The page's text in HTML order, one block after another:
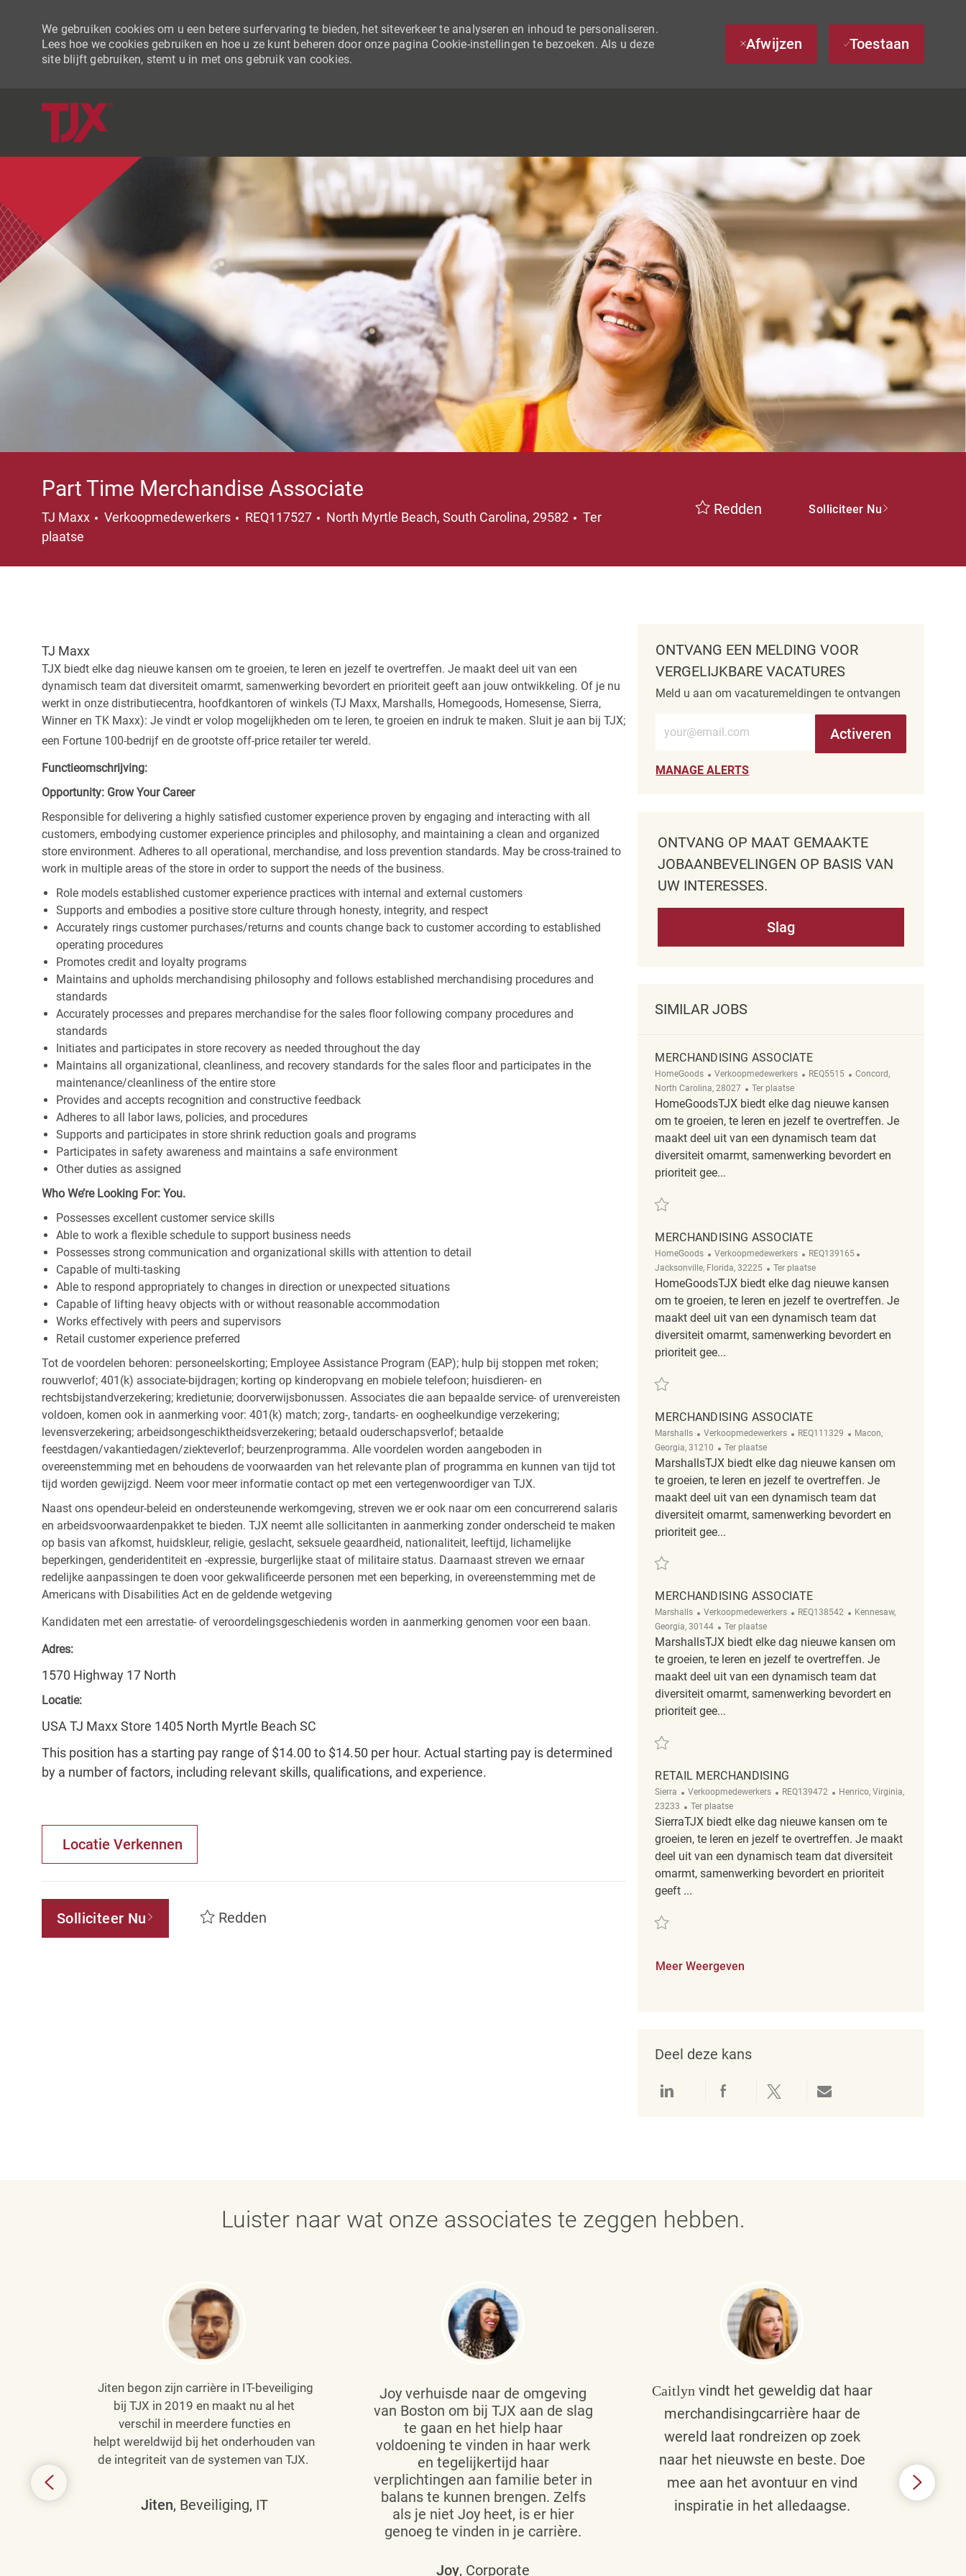
We gebruiken cookies om u een betere surfervaring te bieden, het siteverkeer te analyseren en inhoud te personaliseren.
Lees hoe we cookies gebruiken en hoe u ze kunt beheren door onze pagina Cookie-instellingen te bezoeken. Als u deze
site blijft gebruiken, stemt u in met ons gebruik van cookies.
Afwijzen Toestaan
Part Time Merchandise Associate
TJ Maxx Categorie
Verkoopmedewerkers REQ117527 Plaats
North Myrtle Beach, South Carolina, 29582
Ter
plaatse
Redden Solliciteer Nu
TJ Maxx
TJX biedt elke dag nieuwe kansen om te groeien, te leren en jezelf te overtreffen. Je maakt deel uit van een
dynamisch team dat diversiteit omarmt, samenwerking bevordert en prioriteit geeft aan jouw ontwikkeling. Of je nu
werkt in onze distributiecentra, hoofdkantoren of winkels (TJ Maxx, Marshalls, Homegoods, Homesense, Sierra,
Winner en TK Maxx): Je vindt er volop mogelijkheden om te leren, te groeien en indruk te maken. Sluit je aan bij TJX;
een Fortune 100-bedrijf en de grootste off-price retailer ter wereld.
Functieomschrijving:
Opportunity: Grow Your Career
Responsible for delivering a highly satisfied customer experience proven by engaging and interacting with all
customers, embodying customer experience principles and philosophy, and maintaining a clean and organized
store environment. Adheres to all operational, merchandise, and loss prevention standards. May be cross-trained to
work in multiple areas of the store in order to support the needs of the business.
Role models established customer experience practices with internal and external customers
Supports and embodies a positive store culture through honesty, integrity, and respect
Accurately rings customer purchases/returns and counts change back to customer according to established
operating procedures
Promotes credit and loyalty programs
Maintains and upholds merchandising philosophy and follows established merchandising procedures and
standards
Accurately processes and prepares merchandise for the sales floor following company procedures and
standards
Initiates and participates in store recovery as needed throughout the day
Maintains all organizational, cleanliness, and recovery standards for the sales floor and participates in the
maintenance/cleanliness of the entire store
Provides and accepts recognition and constructive feedback
Adheres to all labor laws, policies, and procedures
Supports and participates in store shrink reduction goals and programs
Participates in safety awareness and maintains a safe environment
Other duties as assigned
Who We’re Looking For: You.
Possesses excellent customer service skills
Able to work a flexible schedule to support business needs
Possesses strong communication and organizational skills with attention to detail
Capable of multi-tasking
Able to respond appropriately to changes in direction or unexpected situations
Capable of lifting heavy objects with or without reasonable accommodation
Works effectively with peers and supervisors
Retail customer experience preferred
Tot de voordelen behoren: personeelskorting; Employee Assistance Program (EAP); hulp bij stoppen met roken;
rouwverlof; 401(k) associate-bijdragen; korting op kinderopvang en mobiele telefoon; huisdieren- en
rechtsbijstandverzekering; kredietunie; doorverwijsbonussen. Associates die aan bepaalde service- of urenvereisten
voldoen, komen ook in aanmerking voor: 401(k) match; zorg-, tandarts- en oogheelkundige verzekering;
levensverzekering; arbeidsongeschiktheidsverzekering; betaald ouderschapsverlof; betaalde
feestdagen/vakantiedagen/ziekteverlof; beurzenprogramma. Alle voordelen worden aangeboden in
overeenstemming met en behoudens de voorwaarden van het relevante plan of programma en kunnen van tijd tot
tijd worden gewijzigd. Neem voor meer informatie contact op met een vertegenwoordiger van TJX.
Naast ons opendeur-beleid en ondersteunende werkomgeving, streven we er ook naar om een concurrerend salaris
en arbeidsvoorwaardenpakket te bieden. TJX neemt alle sollicitanten in aanmerking zonder onderscheid te maken
op basis van afkomst, huidskleur, religie, geslacht, seksuele geaardheid, nationaliteit, leeftijd, lichamelijke
beperkingen, genderidentiteit en -expressie, burgerlijke staat of militaire status. Daarnaast streven we ernaar
redelijke aanpassingen te doen voor gekwalificeerde personen met een beperking, in overeenstemming met de
Americans with Disabilities Act en de geldende wetgeving
Kandidaten met een arrestatie- of veroordelingsgeschiedenis worden in aanmerking genomen voor een baan.
Adres:
1570 Highway 17 North
Locatie:
USA TJ Maxx Store 1405 North Myrtle Beach SC
This position has a starting pay range of $14.00 to $14.50 per hour. Actual starting pay is determined
by a number of factors, including relevant skills, qualifications, and experience.
Locatie Verkennen
Solliciteer Nu Redden
ONTVANG EEN MELDING VOOR
VERGELIJKBARE VACATURES
Meld u aan om vacaturemeldingen te ontvangen
Activeren
MANAGE ALERTS
ONTVANG OP MAAT GEMAAKTE
JOBAANBEVELINGEN OP BASIS VAN
UW INTERESSES.
Slag
SIMILAR JOBS
MERCHANDISING ASSOCIATE
HomeGoods Categorie
Verkoopmedewerkers ReqId
REQ5515 Plaats
Concord,
North Carolina, 28027
Afgelegen
Ter plaatse
HomeGoodsTJX biedt elke dag nieuwe kansen
om te groeien, te leren en jezelf te overtreffen. Je
maakt deel uit van een dynamisch team dat
diversiteit omarmt, samenwerking bevordert en
prioriteit gee...
Redden merchandising associate REQ5515
MERCHANDISING ASSOCIATE
HomeGoods Categorie
Verkoopmedewerkers ReqId
REQ139165
Jacksonville, Florida, 32225
Afgelegen
Ter plaatse
HomeGoodsTJX biedt elke dag nieuwe kansen
om te groeien, te leren en jezelf te overtreffen. Je
maakt deel uit van een dynamisch team dat
diversiteit omarmt, samenwerking bevordert en
prioriteit gee...
MERCHANDISING ASSOCIATE
Marshalls Categorie
Verkoopmedewerkers ReqId
REQ111329 Plaats
Macon,
Georgia, 31210
Afgelegen
Ter plaatse
MarshallsTJX biedt elke dag nieuwe kansen om
te groeien, te leren en jezelf te overtreffen. Je
maakt deel uit van een dynamisch team dat
diversiteit omarmt, samenwerking bevordert en
prioriteit gee...
Redden Merchandising Associate REQ111329
MERCHANDISING ASSOCIATE
Marshalls Categorie
Verkoopmedewerkers ReqId
REQ138542 Plaats
Kennesaw,
Georgia, 30144
Afgelegen
Ter plaatse
MarshallsTJX biedt elke dag nieuwe kansen om
te groeien, te leren en jezelf te overtreffen. Je
maakt deel uit van een dynamisch team dat
diversiteit omarmt, samenwerking bevordert en
prioriteit gee...
Redden Merchandising Associate REQ138542
RETAIL MERCHANDISING
Sierra Categorie
Verkoopmedewerkers ReqId
REQ139472 Plaats
Henrico, Virginia,
23233
Afgelegen
Ter plaatse
SierraTJX biedt elke dag nieuwe kansen om te
groeien, te leren en jezelf te overtreffen. Je maakt
deel uit van een dynamisch team dat diversiteit
omarmt, samenwerking bevordert en prioriteit
geeft ...
Redden Retail Merchandising REQ139472
Meer Weergeven
Deel deze kans
Delen via LinkedInDelen via Facebook
Delen via twitterDelen via e-mail
Luister naar wat onze associates te zeggen hebben.
Jiten begon zijn carrière in IT-beveiliging
bij TJX in 2019 en maakt nu al het
verschil in meerdere functies en
helpt wereldwijd bij het onderhouden van
de integriteit van de systemen van TJX.
Jiten, Beveiliging, IT
Joy verhuisde naar de omgeving
van Boston om bij TJX aan de slag
te gaan en het hielp haar
voldoening te vinden in haar werk
en tegelijkertijd haar
verplichtingen aan familie beter in
balans te kunnen brengen. Zelfs
als je niet Joy heet, is er hier
genoeg te vinden in je carrière.
Joy, Corporate
Caitlyn vindt het geweldig dat haar
merchandisingcarrière haar de
wereld laat rondreizen op zoek
naar het nieuwste en beste. Doe
mee aan het avontuur en vind
inspiratie in het alledaagse.